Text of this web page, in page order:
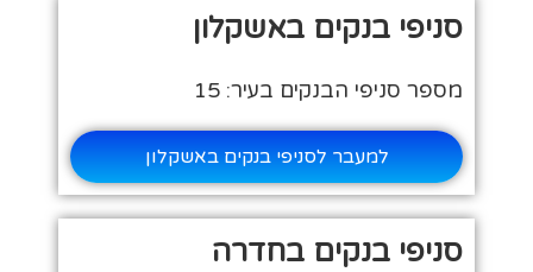
סניפי בנקים באשקלון
מספר סניפי הבנקים בעיר: 15
למעבר לסניפי בנקים באשקלון
סניפי בנקים בחדרה